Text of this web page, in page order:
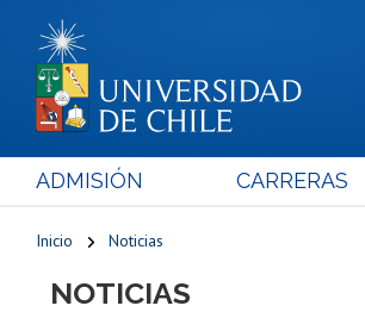
ADMISIÓN CARRERAS
Inicio Noticias
NOTICIAS